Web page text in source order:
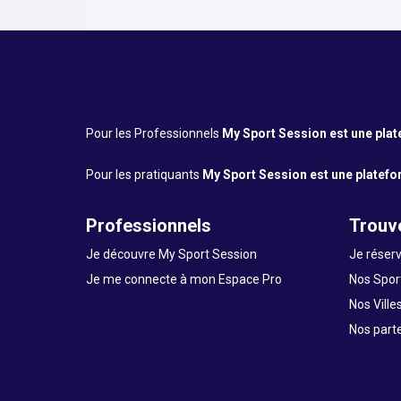
Pour les Professionnels My Sport Session est une
Pour les pratiquants My Sport Session est une
Professionnels
Je découvre My Sport Session
Je me connecte à mon Espace Pro
Je
Nos
Nos Villes
Nos